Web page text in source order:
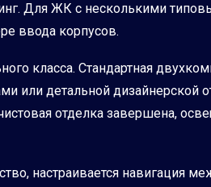
Для ЖК с несколькими
ввода корпусов.
класса. Стандартная
или детальной дизайнерской
отделка завершена,
настраивается навигация